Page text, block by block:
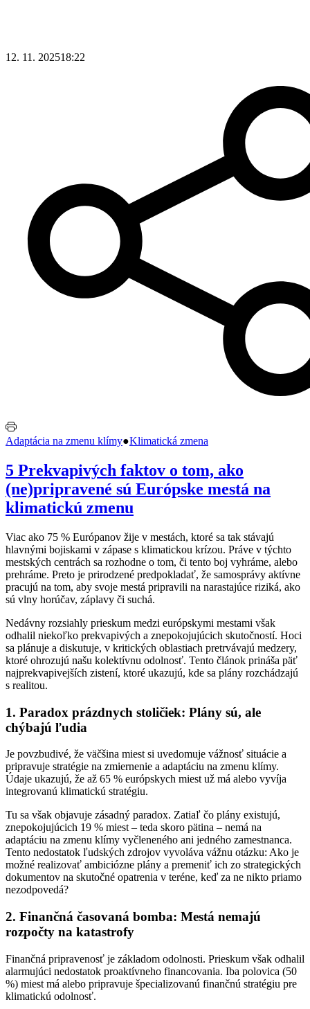
12. 11. 202518:22
Adaptácia na zmenu klímy●Klimatická zmena
5 Prekvapivých faktov o tom, ako
(ne)pripravené sú Európske mestá na
klimatickú zmenu
Viac ako 75 % Európanov žije v mestách, ktoré sa tak stávajú
hlavnými bojiskami v zápase s klimatickou krízou. Práve v týchto
mestských centrách sa rozhodne o tom, či tento boj vyhráme, alebo
prehráme. Preto je prirodzené predpokladať, že samosprávy aktívne
pracujú na tom, aby svoje mestá pripravili na narastajúce riziká, ako
sú vlny horúčav, záplavy či suchá.
Nedávny rozsiahly prieskum medzi európskymi mestami však
odhalil niekoľko prekvapivých a znepokojujúcich skutočností. Hoci
sa plánuje a diskutuje, v kritických oblastiach pretrvávajú medzery,
ktoré ohrozujú našu kolektívnu odolnosť. Tento článok prináša päť
najprekvapivejších zistení, ktoré ukazujú, kde sa plány rozchádzajú
s realitou.
1. Paradox prázdnych stoličiek: Plány sú, ale
chýbajú ľudia
Je povzbudivé, že väčšina miest si uvedomuje vážnosť situácie a
pripravuje stratégie na zmiernenie a adaptáciu na zmenu klímy.
Údaje ukazujú, že až 65 % európskych miest už má alebo vyvíja
integrovanú klimatickú stratégiu.
Tu sa však objavuje zásadný paradox. Zatiaľ čo plány existujú,
znepokojujúcich 19 % miest – teda skoro pätina – nemá na
adaptáciu na zmenu klímy vyčleneného ani jedného zamestnanca.
Tento nedostatok ľudských zdrojov vyvoláva vážnu otázku: Ako je
možné realizovať ambiciózne plány a premeniť ich zo strategických
dokumentov na skutočné opatrenia v teréne, keď za ne nikto priamo
nezodpovedá?
2. Finančná časovaná bomba: Mestá nemajú
rozpočty na katastrofy
Finančná pripravenosť je základom odolnosti. Prieskum však odhalil
alarmujúci nedostatok proaktívneho financovania. Iba polovica (50
%) miest má alebo pripravuje špecializovanú finančnú stratégiu pre
klimatickú odolnosť.